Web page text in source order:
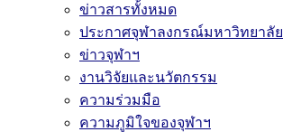
ข่าวสารทั้งหมด
ประกาศจุฬาลงกรณ์มหาวิทยาลัย
ข่าวจุฬาฯ
งานวิจัยและนวัตกรรม
ความร่วมมือ
ความภูมิใจของจุฬาฯ